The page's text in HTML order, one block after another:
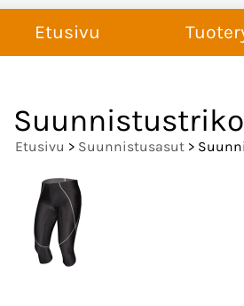
Etusivu
Etusivu > Suunnistusasut >